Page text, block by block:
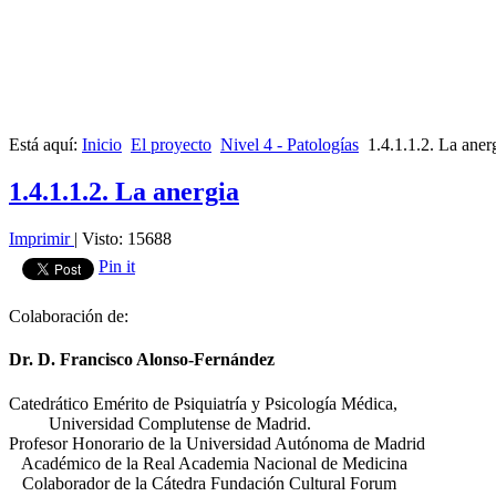
Está aquí: Inicio El proyecto Nivel 4 - Patologías 1.4.1.1.2. La
1.4.1.1.2. La anergia
Imprimir | Visto: 15688
Pin it
Colaboración de:
Dr. D. Francisco Alonso-Fernández
Catedrático Emérito de Psiquiatría y Psicología Médica,
Universidad Complutense de Madrid.
Profesor Honorario de la Universidad Autónoma de Madrid
Académico de la Real Academia Nacional de Medicina
Colaborador de la Cátedra Fundación Cultural Forum